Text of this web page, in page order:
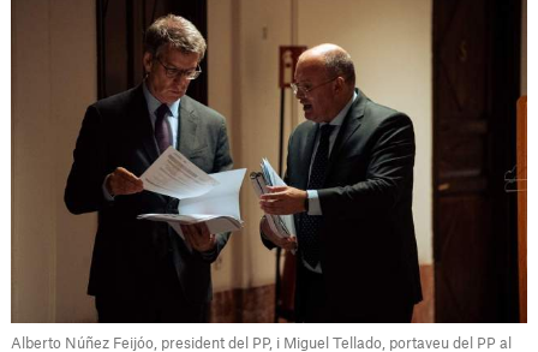
Alberto Núñez Feijóo, president del PP, i Miguel Tellado, portaveu del PP al